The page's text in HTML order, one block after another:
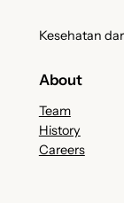
Kesehatan
About
Team
History
Careers